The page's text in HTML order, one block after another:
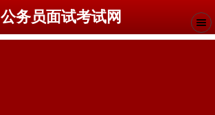
公务员面试考试网